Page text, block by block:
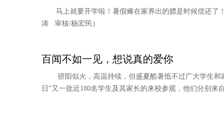
马上就要开学啦！暑假瘫在家养出的膘是时候偿还了
涛 审核/杨宏民）
百闻不如一见，想说真的爱你
骄阳似火，高温持续，但盛夏酷暑抵不过广大学生
日”又一批近180名学生及其家长的来校参观，他们分别来